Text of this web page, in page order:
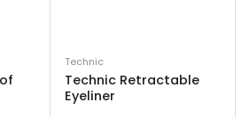
Technic
Technic Retractable
Eyeliner